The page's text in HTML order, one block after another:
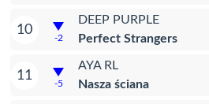
10
-2
DEEP PURPLE
Perfect Strangers
11
-5
AYA RL
Nasza ściana